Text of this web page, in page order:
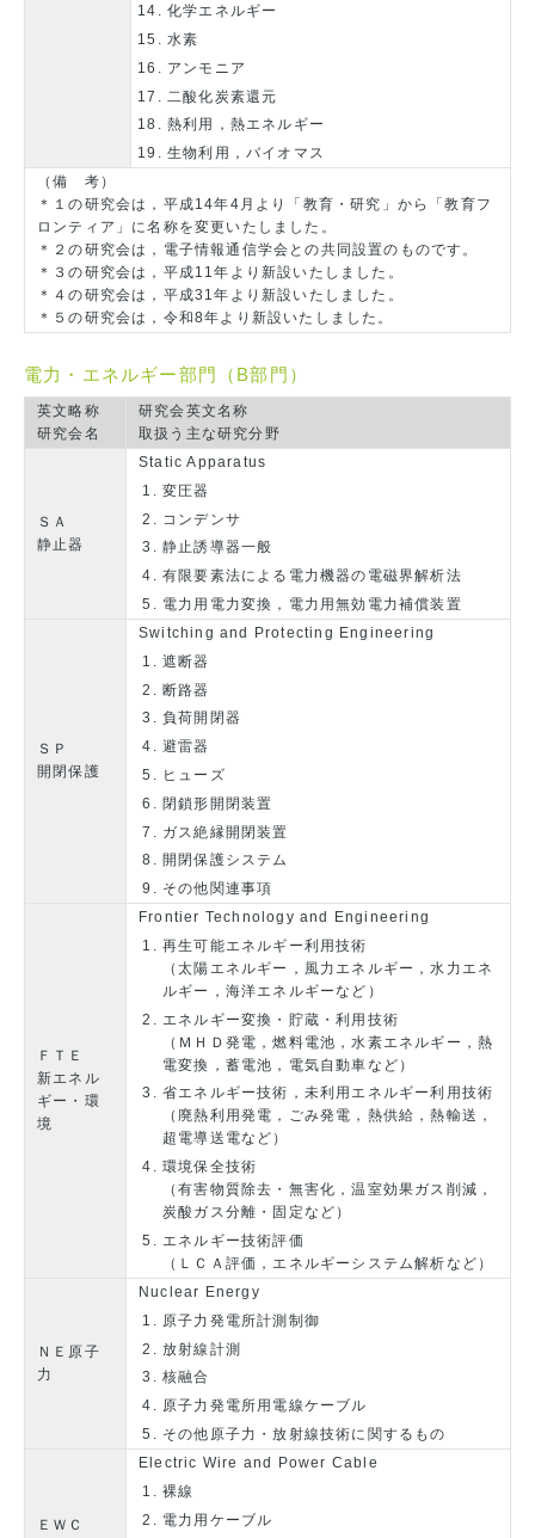
化学エネルギー
水素
アンモニア
二酸化炭素還元
熱利用，熱エネルギー
生物利用，バイオマス
（備 考）
＊１の研究会は，平成14年4月より「教育・研究」から「教育フ
ロンティア」に名称を変更いたしました。
＊２の研究会は，電子情報通信学会との共同設置のものです。
＊３の研究会は，平成11年より新設いたしました。
＊４の研究会は，平成31年より新設いたしました。
＊５の研究会は，令和8年より新設いたしました。
電力・エネルギー部門（B部門）
英文略称
研究会名
研究会英文名称
取扱う主な研究分野
ＳＡ
静止器
Static Apparatus
変圧器
コンデンサ
静止誘導器一般
有限要素法による電力機器の電磁界解析法
電力用電力変換，電力用無効電力補償装置
ＳＰ
開閉保護
Switching and Protecting Engineering
遮断器
断路器
負荷開閉器
避雷器
ヒューズ
閉鎖形開閉装置
ガス絶縁開閉装置
開閉保護システム
その他関連事項
ＦＴＥ
新エネル
ギー・環
境
Frontier Technology and Engineering
再生可能エネルギー利用技術
（太陽エネルギー，風力エネルギー，水力エネ
ルギー，海洋エネルギーなど）
エネルギー変換・貯蔵・利用技術
（ＭＨＤ発電，燃料電池，水素エネルギー，熱
電変換，蓄電池，電気自動車など）
省エネルギー技術，未利用エネルギー利用技術
（廃熱利用発電，ごみ発電，熱供給，熱輸送，
超電導送電など）
環境保全技術
（有害物質除去・無害化，温室効果ガス削減，
炭酸ガス分離・固定など）
エネルギー技術評価
（ＬＣＡ評価，エネルギーシステム解析など）
ＮＥ原子
力
Nuclear Energy
原子力発電所計測制御
放射線計測
核融合
原子力発電所用電線ケーブル
その他原子力・放射線技術に関するもの
ＥＷＣ
Electric Wire and Power Cable
裸線
電力用ケーブル